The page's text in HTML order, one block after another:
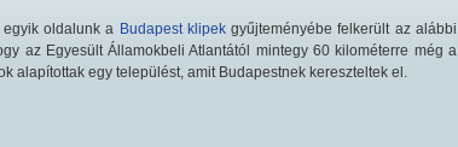
egyik oldalunk a Budapest klipekgyűjteményébe felkerült az alábbi
az Egyesült Államokbeli Atlantától mintegy 60 kilométerre még a
alapítottak egy települést, amit Budapestnek kereszteltek el.